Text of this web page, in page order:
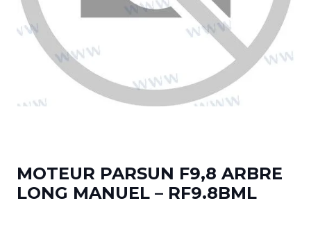
MOTEUR PARSUN F9,8 ARBRE
LONG MANUEL – RF9.8BML